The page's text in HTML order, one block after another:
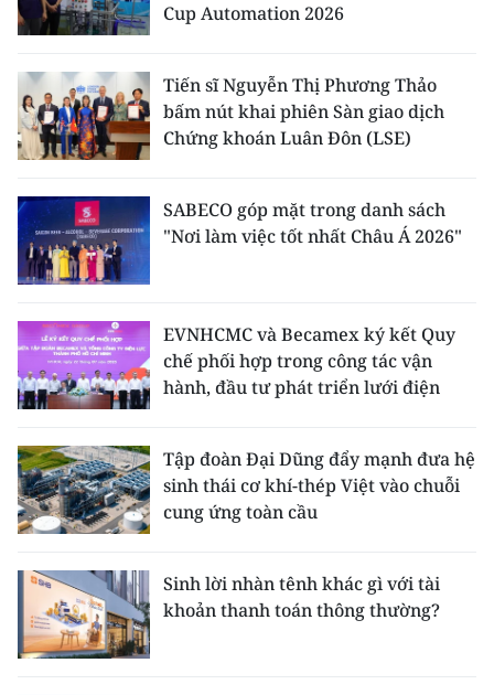
Cup Automation 2026
Tiến sĩ Nguyễn Thị Phương Thảo
bấm nút khai phiên Sàn giao dịch
Chứng khoán Luân Đôn (LSE)
SABECO góp mặt trong danh sách
"Nơi làm việc tốt nhất Châu Á 2026"
EVNHCMC và Becamex ký kết Quy
chế phối hợp trong công tác vận
hành, đầu tư phát triển lưới điện
Tập đoàn Đại Dũng đẩy mạnh đưa hệ
sinh thái cơ khí-thép Việt vào chuỗi
cung ứng toàn cầu
Sinh lời nhàn tênh khác gì với tài
khoản thanh toán thông thường?